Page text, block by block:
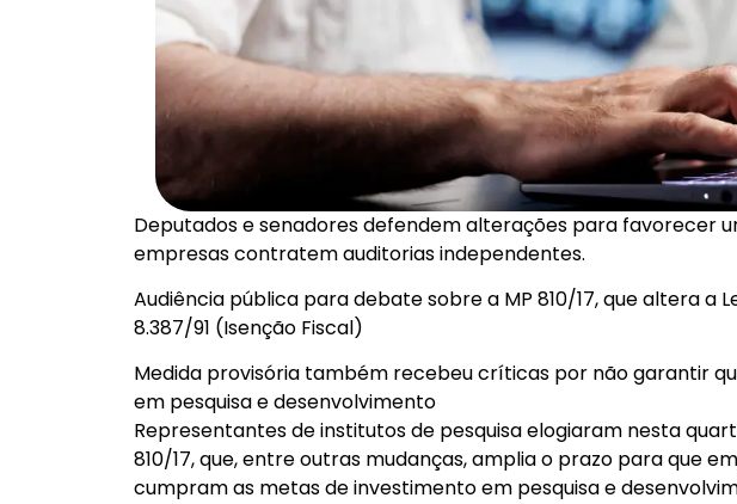
Deputados e senadores defendem alterações para favorecer
empresas contratem auditorias independentes.
Audiência pública para debate sobre a MP 810/17, que altera a
8.387/91 (Isenção Fiscal)
Medida provisória também recebeu críticas por não garantir
em pesquisa e desenvolvimento
Representantes de institutos de pesquisa elogiaram nesta
810/17, que, entre outras mudanças, amplia o prazo para que
cumpram as metas de investimento em pesquisa e